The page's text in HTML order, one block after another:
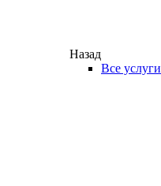
Назад
Все услуги